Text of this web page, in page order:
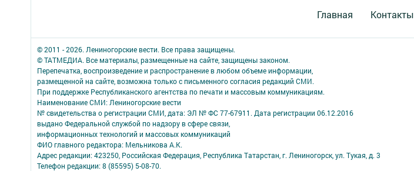
Главная Контакты
© 2011 - 2026. Лениногорские вести. Все права защищены.
© ТАТМЕДИА. Все материалы, размещенные на сайте, защищены законом.
Перепечатка, воспроизведение и распространение в любом объеме информации,
размещенной на сайте, возможна только с письменного согласия редакций СМИ.
При поддержке Республиканского агентства по печати и массовым коммуникациям.
Наименование СМИ: Лениногорские вести
№ свидетельства о регистрации СМИ, дата: ЭЛ № ФС 77-67911. Дата регистрации 06.12.2016
выдано Федеральной службой по надзору в сфере связи,
информационных технологий и массовых коммуникаций
ФИО главного редактора: Мельникова А.К.
Адрес редакции: 423250, Российская Федерация, Республика Татарстан, г. Лениногорск, ул. Тукая, д. 3
Телефон редакции: 8 (85595) 5-08-70.